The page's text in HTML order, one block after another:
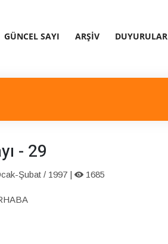
GÜNCEL SAYI ARŞIV DUYURULAR
- 29
Şubat / 1997 | 1685